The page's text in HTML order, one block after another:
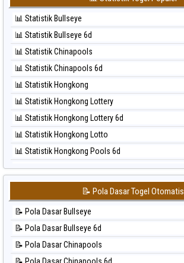
⚽ Bola Merah Sydney Pools 6d
⚽ Bola Merah Taipei
⚽ Bola Merah Taiwan
⚽ Bola Hitam Korea
⚽ Bola Hitam Kuda Lari
⚽ Bola Hitam Magnum Cambodia
⚽ Bola Hitam Nagoya
⚽ Bola Hitam North Carolina Day
⚽ Bola Hitam Pcso
⚽ Bola Hitam Sao Paulo
⚽ Bola Hitam Singapore
⚽ Bola Hitam Sydney
⚽ Bola Hitam Sydney Lottery
⚽ Bola Hitam Sydney Lottery 6d
⚽ Bola Hitam Sydney Lotto
⚽ Bola Hitam Sydney Pools 6d
⚽ Bola Hitam Taipei
⚽ Bola Hitam Taiwan
📊 Statistik Bullseye
📊 Statistik Bullseye 6d
📊 Statistik Chinapools
📊 Statistik Chinapools 6d
📊 Statistik Hongkong
📊 Statistik Hongkong Lottery
📊 Statistik Hongkong Lottery 6d
📊 Statistik Hongkong Lotto
📊 Statistik Hongkong Pools 6d
📊 Statistik Japan
📊 Statistik Japan 6d
📊 Statistik Korea
📊 Statistik Kuda Lari
📊 Statistik Magnum Cambodia
📊 Statistik Nagoya
📝 Pola Dasar Togel Otomatis
📝 Pola Dasar Bullseye
📝 Pola Dasar Bullseye 6d
📝 Pola Dasar Chinapools
📝 Pola Dasar Chinapools 6d